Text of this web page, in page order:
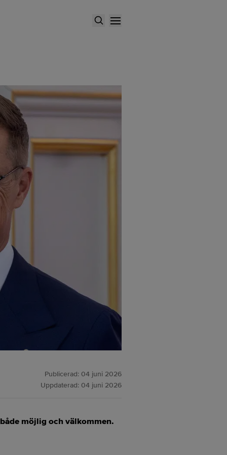
Publicerad: 04 juni 2026
Uppdaterad: 04 juni 2026
möjlig och välkommen.